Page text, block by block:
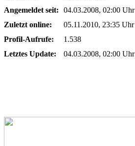
Angemeldet seit:
04.03.2008, 02:00 Uhr
Zuletzt online:
05.11.2010, 23:35 Uhr
Profil-Aufrufe:
1.538
Letztes Update:
04.03.2008, 02:00 Uhr